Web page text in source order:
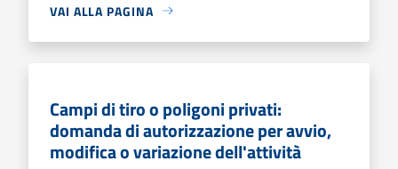
VAI ALLA PAGINA
Campi di tiro o poligoni privati:
domanda di autorizzazione per avvio,
modifica o variazione dell'attività